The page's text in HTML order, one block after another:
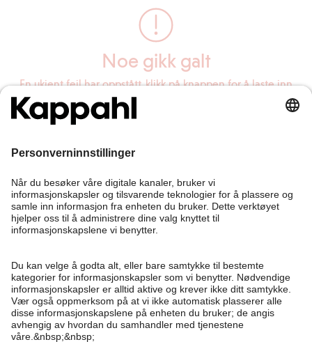
Noe gikk galt
En ukjent feil har oppstått, klikk på knappen for å laste inn
siden på nytt.